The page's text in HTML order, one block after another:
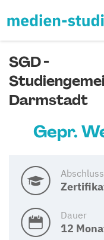
SGD -
Darmstadt
Gepr.
Abschluss
Dauer
12